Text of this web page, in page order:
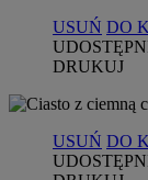
USUŃ DO
DRUKUJ
USUŃ DO